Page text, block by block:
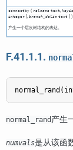
connectby( relname text,
integer[, branch_delim text ]
产生一个层次树结构的表达。
F.41.1.1.
normal_rand 产生
numvals是从该函